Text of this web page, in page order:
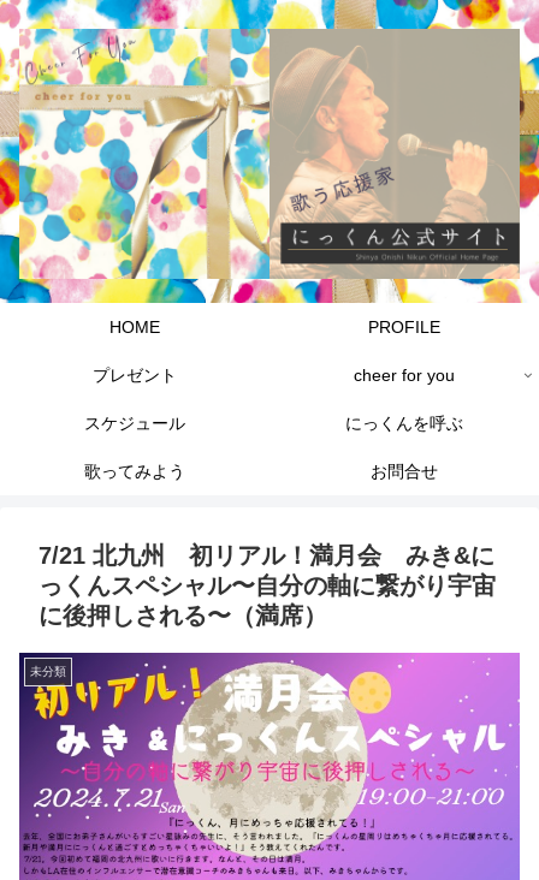
HOME PROFILE
プレゼント cheer for you
スケジュール にっくんを呼ぶ
歌ってみよう お問合せ
7/21 北九州 初リアル！満月会 みき&に
っくんスペシャル〜自分の軸に繋がり宇宙
に後押しされる〜（満席）
未分類